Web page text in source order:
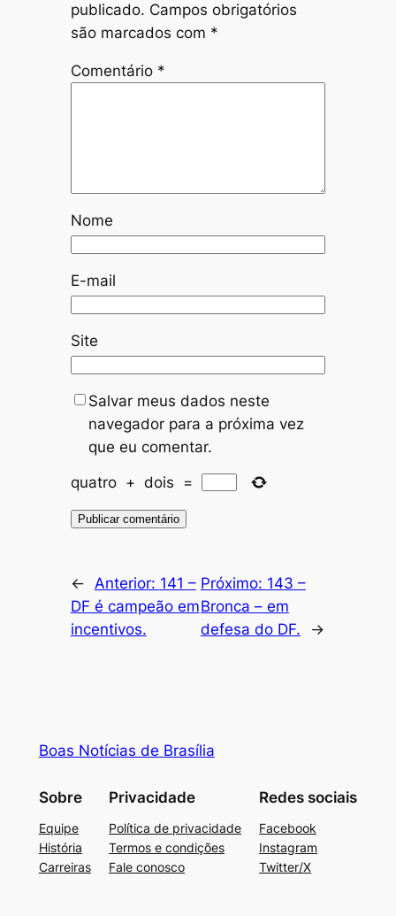
publicado. Campos obrigatórios
são marcados com *
Comentário *
Nome
E-mail
Site
Salvar meus dados neste
navegador para a próxima vez
que eu comentar.
quatro + dois =
← Anterior: 141 –
DF é campeão em
incentivos.
Próximo: 143 –
Bronca – em
defesa do DF.
→
Boas Notícias de Brasília
Sobre
Equipe
História
Carreiras
Privacidade
Política de privacidade
Termos e condições
Fale conosco
Redes sociais
Facebook
Instagram
Twitter/X